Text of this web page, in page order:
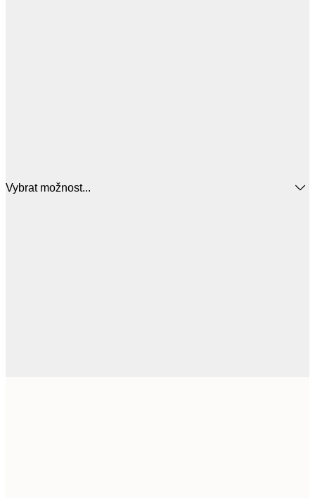
Vybrat možnost...